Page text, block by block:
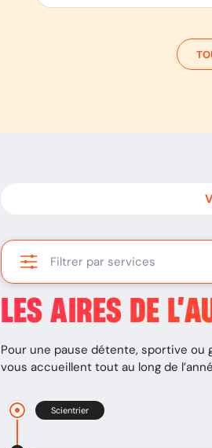
Filtrer par services
LES AIRES DE
Pour une pause détente, sportive ou
vous accueillent tout au long de
Scientrier